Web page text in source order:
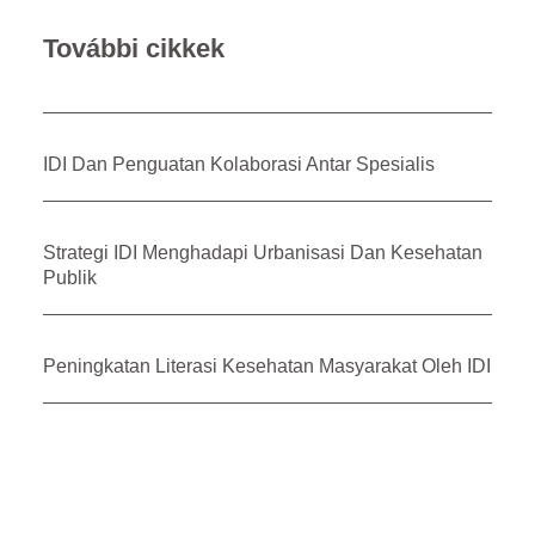
További cikkek
IDI Dan Penguatan Kolaborasi Antar Spesialis
Strategi IDI Menghadapi Urbanisasi Dan Kesehatan
Publik
Peningkatan Literasi Kesehatan Masyarakat Oleh IDI